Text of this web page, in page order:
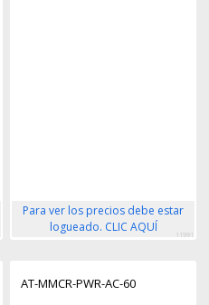
Para ver los precios debe estar
logueado. CLIC AQUÍ
11991
AT-MMCR-PWR-AC-60